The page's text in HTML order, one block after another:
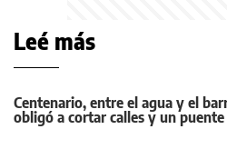
Leé más
Centenario, entre el agua y el
obligó a cortar calles y un puente